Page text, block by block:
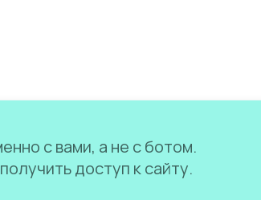
с вами, а не с ботом.
доступ к сайту.